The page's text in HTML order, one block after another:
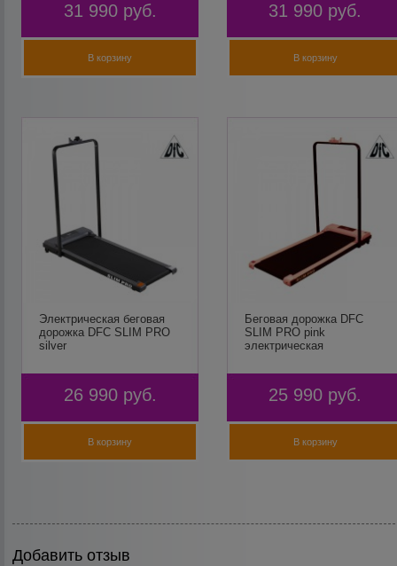
31 990 руб.
В корзину
31 990 руб.
В корзину
Электрическая беговая
дорожка DFC SLIM PRO
silver
26 990 руб.
В корзину
Беговая дорожка DFC
SLIM PRO pink
электрическая
25 990 руб.
В корзину
Добавить отзыв